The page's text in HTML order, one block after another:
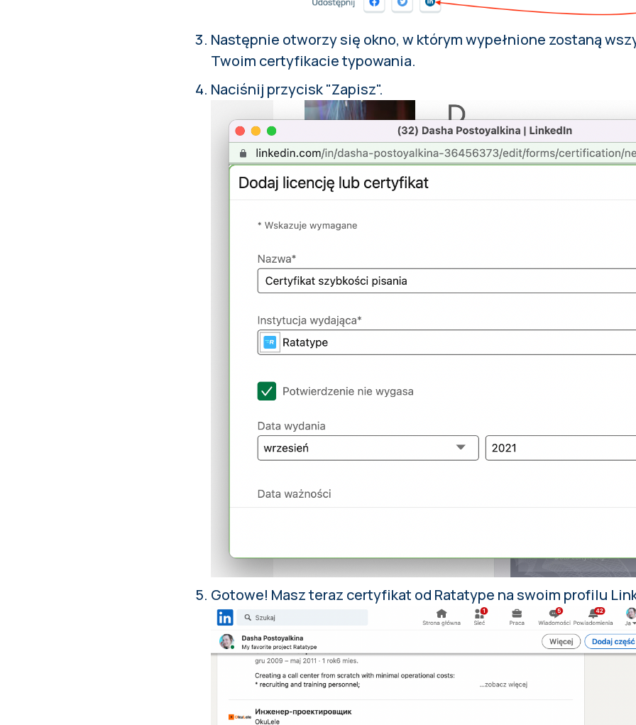
Następnie otworzy się okno, w którym wypełnione zostaną
Twoim certyfikacie typowania.
Naciśnij przycisk "Zapisz".
Gotowe! Masz teraz certyfikat od Ratatype na swoim profilu